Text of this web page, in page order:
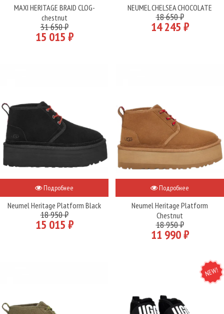
MAXI HERITAGE BRAID CLOG-
chestnut
31 650 ₽
15 015 ₽
NEUMEL CHELSEA CHOCOLATE
18 650 ₽
14 245 ₽
Подробнее
Neumel Heritage Platform Black
18 950 ₽
15 015 ₽
Подробнее
Neumel Heritage Platform
Chestnut
18 950 ₽
11 990 ₽
NEW